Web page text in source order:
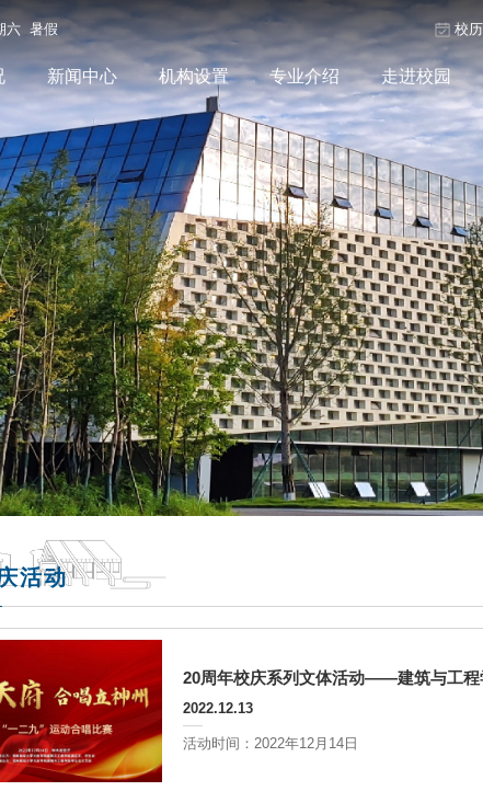
六 暑假 校历
新闻中心 机构设置 专业介绍 走进校园
活动
20周年校庆系列文体活动——建筑与工程
2022.12.13
活动时间：2022年12月14日